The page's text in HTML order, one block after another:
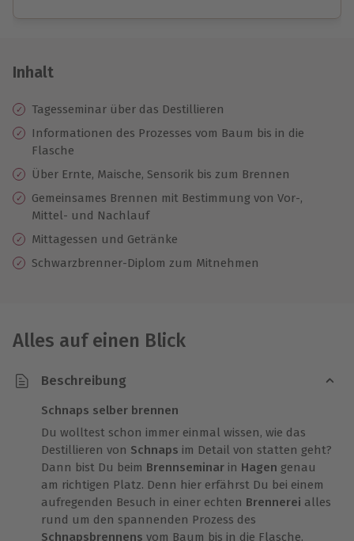
Jeder Gutschein für alle Erlebnisse einlösbar.
10 Jahre gültig & verlängerbar.
Inhalt
Tagesseminar über das Destillieren
Informationen des Prozesses vom Baum bis in die
Flasche
Über Ernte, Maische, Sensorik bis zum Brennen
Gemeinsames Brennen mit Bestimmung von Vor-,
Mittel- und Nachlauf
Mittagessen und Getränke
Schwarzbrenner-Diplom zum Mitnehmen
Alles auf einen Blick
Beschreibung
Schnaps selber brennen
Du wolltest schon immer einmal wissen, wie das
Destillieren von Schnaps im Detail von statten geht?
Dann bist Du beim Brennseminar in Hagen genau
am richtigen Platz. Denn hier erfährst Du bei einem
aufregenden Besuch in einer echten Brennerei alles
rund um den spannenden Prozess des
Schnapsbrennens vom Baum bis in die Flasche.